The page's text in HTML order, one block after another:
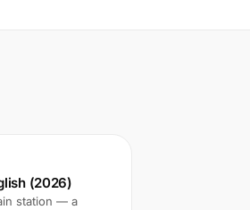
(2026)
station — a